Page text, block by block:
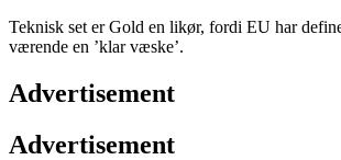
Teknisk set er Gold en likør, fordi EU har
værende en ’klar væske’.
Advertisement
Advertisement